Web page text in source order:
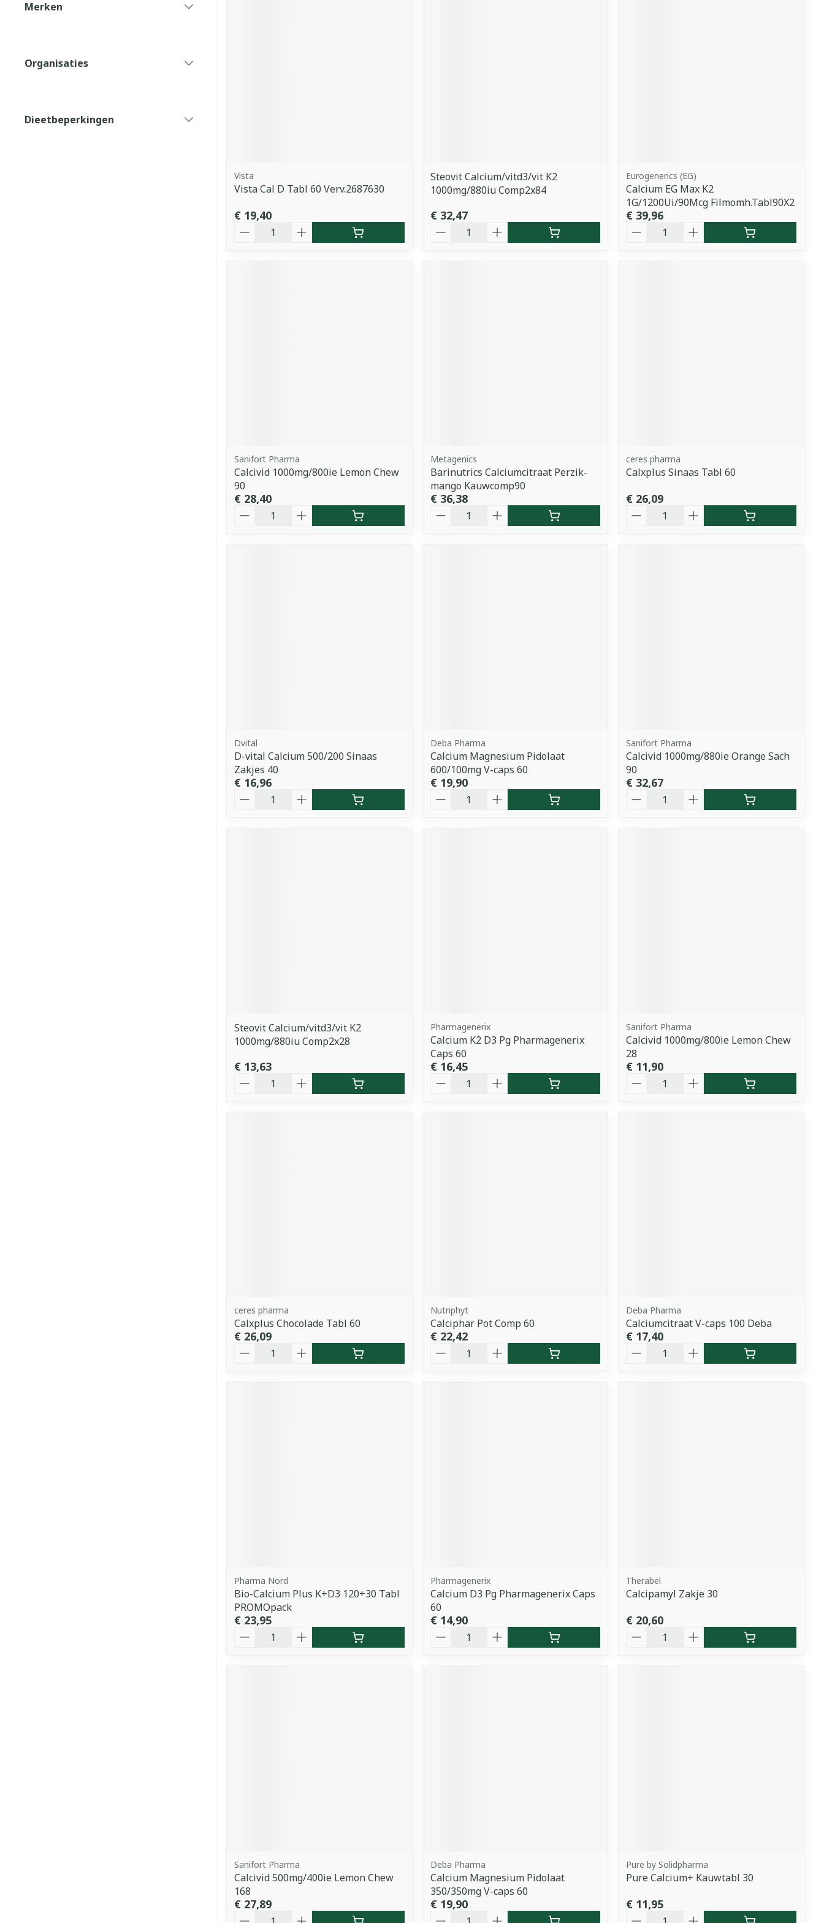
Merken
Organisaties
Dieetbeperkingen
Vista
Vista Cal D Tabl 60 Verv.2687630
€ 19,40
Steovit Calcium/vitd3/vit K2
1000mg/880iu Comp2x84
€ 32,47
Eurogenerics (EG)
Calcium EG Max K2
1G/1200Ui/90Mcg Filmomh.Tabl90X2
€ 39,96
Sanifort Pharma
Calcivid 1000mg/800ie Lemon Chew
90
€ 28,40
Metagenics
Barinutrics Calciumcitraat Perzik-
mango Kauwcomp90
€ 36,38
ceres pharma
Calxplus Sinaas Tabl 60
€ 26,09
Dvital
D-vital Calcium 500/200 Sinaas
Zakjes 40
€ 16,96
Deba Pharma
Calcium Magnesium Pidolaat
600/100mg V-caps 60
€ 19,90
Sanifort Pharma
Calcivid 1000mg/880ie Orange Sach
90
€ 32,67
Steovit Calcium/vitd3/vit K2
1000mg/880iu Comp2x28
€ 13,63
Pharmagenerix
Calcium K2 D3 Pg Pharmagenerix
Caps 60
€ 16,45
Sanifort Pharma
Calcivid 1000mg/800ie Lemon Chew
28
€ 11,90
ceres pharma
Calxplus Chocolade Tabl 60
€ 26,09
Nutriphyt
Calciphar Pot Comp 60
€ 22,42
Deba Pharma
Calciumcitraat V-caps 100 Deba
€ 17,40
Pharma Nord
Bio-Calcium Plus K+D3 120+30 Tabl
PROMOpack
€ 23,95
Pharmagenerix
Calcium D3 Pg Pharmagenerix Caps
60
€ 14,90
Therabel
Calcipamyl Zakje 30
€ 20,60
Sanifort Pharma
Calcivid 500mg/400ie Lemon Chew
168
€ 27,89
Deba Pharma
Calcium Magnesium Pidolaat
350/350mg V-caps 60
€ 19,90
Pure by Solidpharma
Pure Calcium+ Kauwtabl 30
€ 11,95